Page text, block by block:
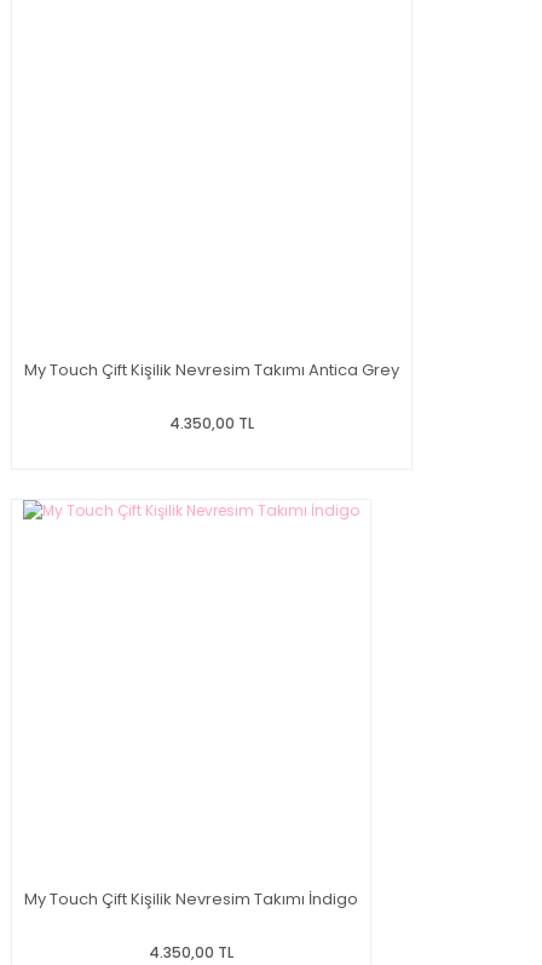
My Touch Çift Kişilik Nevresim Takımı Antica Grey
4.350,00 TL
My Touch Çift Kişilik Nevresim Takımı İndigo
4.350,00 TL